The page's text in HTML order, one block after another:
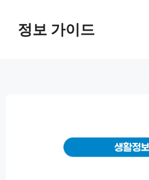
정보 가이드